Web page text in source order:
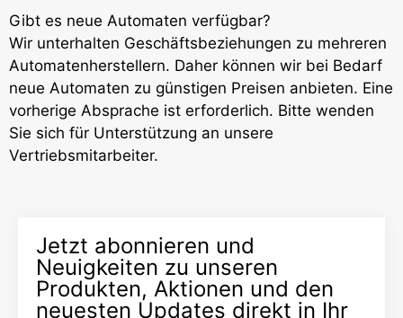
Gibt es neue Automaten verfügbar?
Wir unterhalten Geschäftsbeziehungen zu mehreren
Automatenherstellern. Daher können wir bei Bedarf
neue Automaten zu günstigen Preisen anbieten. Eine
vorherige Absprache ist erforderlich. Bitte wenden
Sie sich für Unterstützung an unsere
Vertriebsmitarbeiter.
Jetzt abonnieren und
Neuigkeiten zu unseren
Produkten, Aktionen und den
neuesten Updates direkt in Ihr